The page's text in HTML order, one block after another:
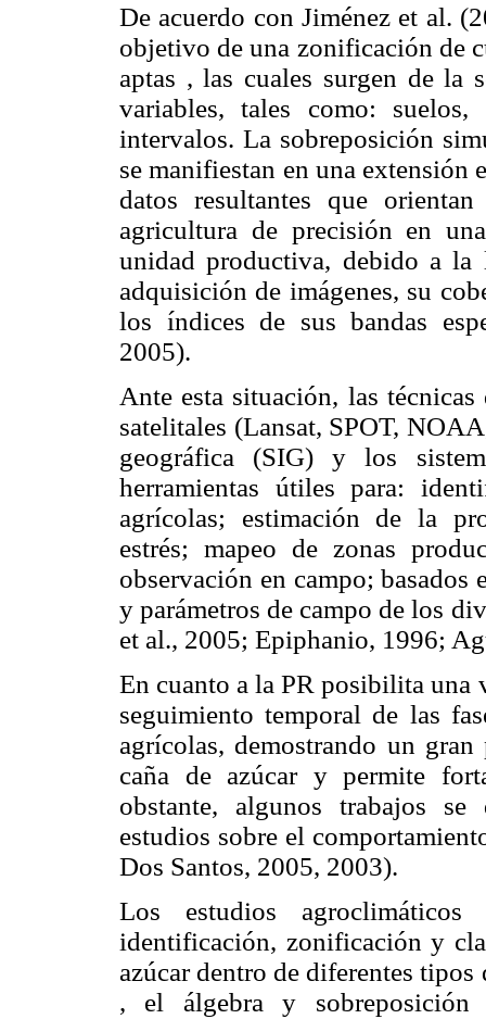
De acuerdo con Jiménez et al.
objetivo de una zonificación de
aptas , las cuales surgen de la
variables, tales como:
intervalos. La sobreposición
se manifiestan en una extensión
datos resultantes que
agricultura de precisión en
unidad productiva, debido a
adquisición de imágenes, su
los índices de sus bandas
2005).
Ante esta situación, las
satelitales (Lansat, SPOT,
geográfica (SIG) y los
herramientas útiles para:
agrícolas; estimación de la
estrés; mapeo de zonas
observación en campo;
y parámetros de campo de los
et al., 2005; Epiphanio, 1996;
En cuanto a la PR posibilita una
seguimiento temporal de las
agrícolas, demostrando un
caña de azúcar y permite
obstante, algunos trabajos
estudios sobre el
Dos Santos, 2005, 2003).
Los estudios
identificación, zonificación y
azúcar dentro de diferentes
, el álgebra y sobreposición